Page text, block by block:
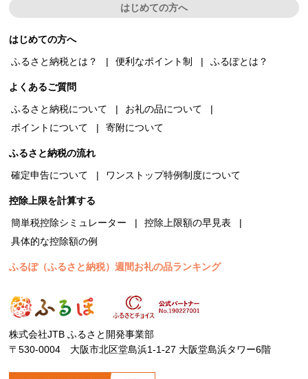
はじめての方へ
はじめての方へ
ふるさと納税とは？
便利なポイント制 ふるぽとは？
よくあるご質問
ふるさと納税について
お礼の品について
ポイントについて
寄附について
ふるさと納税の流れ
確定申告について
ワンストップ特例制度について
控除上限を計算する
簡単税控除シミュレーター
控除上限額の早見表
具体的な控除額の例
ふるぽ（ふるさと納税）週間お礼の品ランキング
株式会社JTB ふるさと開発事業部
〒530-0004 大阪市北区堂島浜1-1-27 大阪堂島浜タワー6階